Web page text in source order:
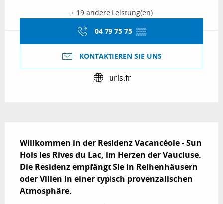
+ 19 andere Leistung(en)
04 79 75 75 ▒▒
KONTAKTIEREN SIE UNS
urls.fr
Willkommen in der Residenz Vacancéole - Sun
Hols les Rives du Lac, im Herzen der Vaucluse.
Die Residenz empfängt Sie in Reihenhäusern
oder Villen in einer typisch provenzalischen
Atmosphäre.